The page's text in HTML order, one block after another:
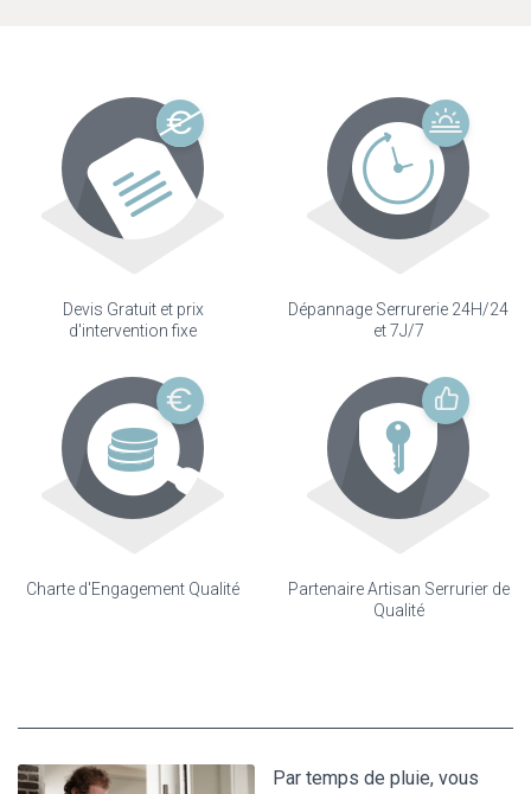
Devis Gratuit et prix
d'intervention fixe
Dépannage Serrurerie 24H/24
et 7J/7
Charte d'Engagement Qualité
Partenaire Artisan Serrurier de
Qualité
Par temps de pluie, vous